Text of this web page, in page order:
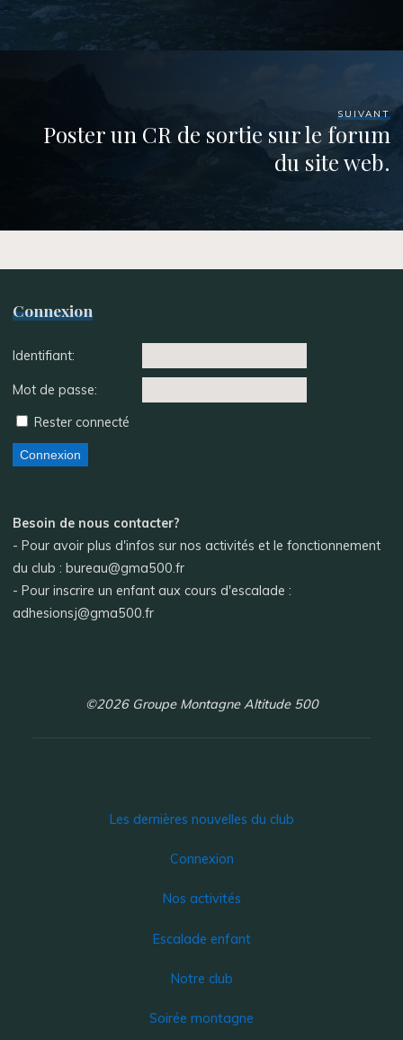
SUIVANT
Poster un CR de sortie sur le forum
du site web.
Connexion
Identifiant:
Mot de passe:
Rester connecté
Connexion
Besoin de nous contacter?
- Pour avoir plus d'infos sur nos activités et le fonctionnement
du club : bureau@gma500.fr
- Pour inscrire un enfant aux cours d'escalade :
adhesionsj@gma500.fr
©2026 Groupe Montagne Altitude 500
Les dernières nouvelles du club
Connexion
Nos activités
Escalade enfant
Notre club
Soirée montagne